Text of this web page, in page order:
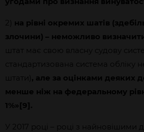
2) на рівні окремих шатів
злочини) – неможливо
штат має свою власну судову
стандартизована система обліку
штати), але за оцінками деяких
менше ніж на федеральному
1%»[9].
У 2017 році – році з найновішими